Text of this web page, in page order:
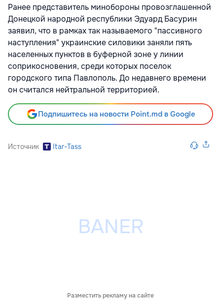
Ранее представитель минобороны провозглашенной
Донецкой народной республики Эдуард Басурин
заявил, что в рамках так называемого "пассивного
наступления" украинские силовики заняли пять
населенных пунктов в буферной зоне у линии
соприкосновения, среди которых поселок
городского типа Павлополь. До недавнего времени
он считался нейтральной территорией.
Подпишитесь на новости Point.md в Google
Источник Itar-Tass
Разместить рекламу на сайте